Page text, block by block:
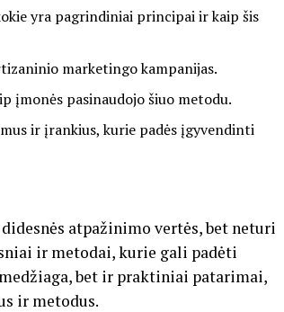
yra pagrindiniai principai ir kaip šis
marketingo kampanijas.
įmonės pasinaudojo šiuo metodu.
ir įrankius, kurie padės įgyvendinti
atpažinimo vertės, bet neturi
ir metodai, kurie gali padėti
bet ir praktiniai patarimai,
ir metodus.